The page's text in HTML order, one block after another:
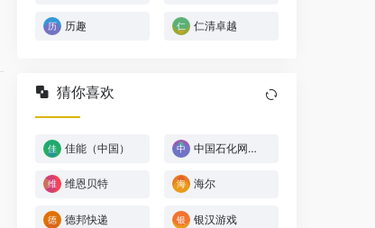
历趣 仁清卓越
猜你喜欢
佳能（中国） 中国石化网上营业厅
维恩贝特 海尔
德邦快递 银汉游戏